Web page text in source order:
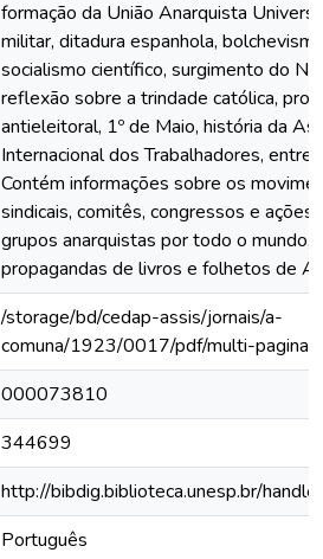
formação da União Anarquista
militar, ditadura espanhola,
socialismo científico, surgimento do
reflexão sobre a trindade católica,
antieleitoral, 1º de Maio, história da
Internacional dos Trabalhadores, entre
Contém informações sobre os
sindicais, comitês, congressos e ações
grupos anarquistas por todo o mundo,
propagandas de livros e folhetos de A
/storage/bd/cedap-assis/jornais/a-
comuna/1923/0017/pdf/multi-paginas
000073810
344699
http://bibdig.biblioteca.unesp.br/
Português